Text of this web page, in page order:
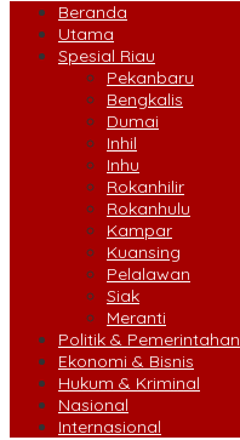
Beranda
Utama
Spesial Riau
Pekanbaru
Bengkalis
Dumai
Inhil
Inhu
Rokanhilir
Rokanhulu
Kampar
Kuansing
Pelalawan
Siak
Meranti
Politik & Pemerintahan
Ekonomi & Bisnis
Hukum & Kriminal
Nasional
Internasional